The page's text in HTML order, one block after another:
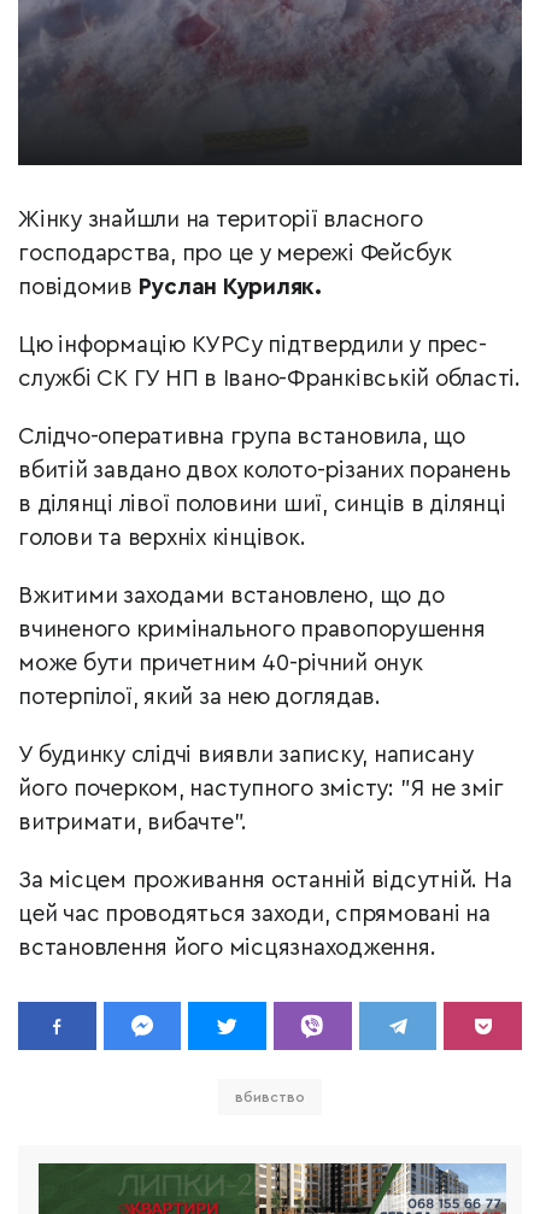
Жінку знайшли на території власного
господарства, про це у мережі Фейсбук
повідомив Руслан Куриляк.
Цю інформацію КУРСу підтвердили у прес-
службі СК ГУ НП в Івано-Франківській області.
Слідчо-оперативна група встановила, що
вбитій завдано двох колото-різаних поранень
в ділянці лівої половини шиї, синців в ділянці
голови та верхніх кінцівок.
Вжитими заходами встановлено, що до
вчиненого кримінального правопорушення
може бути причетним 40-річний онук
потерпілої, який за нею доглядав.
У будинку слідчі виявли записку, написану
його почерком, наступного змісту: "Я не зміг
витримати, вибачте".
За місцем проживання останній відсутній. На
цей час проводяться заходи, спрямовані на
встановлення його місцязнаходження.
вбивство